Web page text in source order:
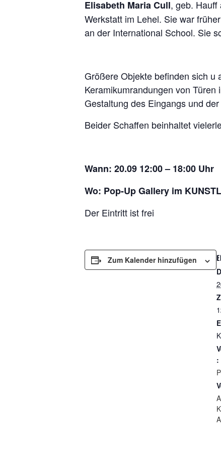
Elisabeth Maria Cull, geb.
Werkstatt im Lehel. Sie war
an der International School. Sie
Größere Objekte befinden sich u
Keramikumrandungen von
Gestaltung des Eingangs und
Beider Schaffen beinhaltet
Wann: 20.09 12:00 – 18:00 Uhr
Wo: Pop-Up Gallery im
Der Eintritt ist frei
Zum Kalender hinzufügen
: